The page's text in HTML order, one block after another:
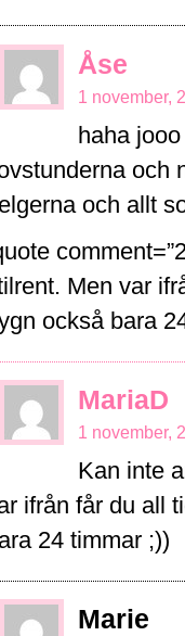
Åse
1 november,
haha
och
och allt
Men var
också bara
MariaD
1 november,
Kan inte
ifrån får du all
24 timmar ;))
Marie